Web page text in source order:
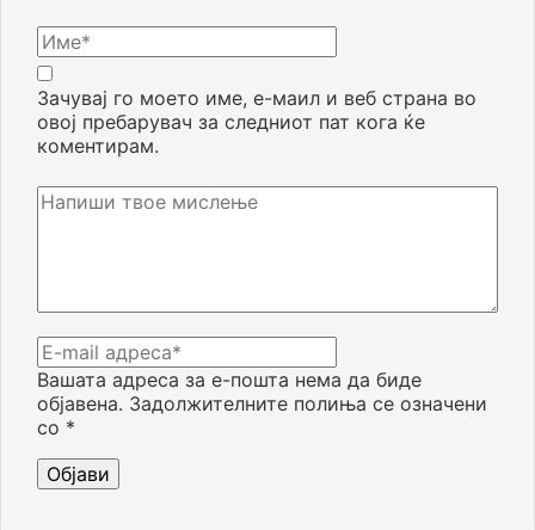
Вашата адреса за е-пошта нема да биде
објавена. Задолжителните полиња се означени
со *
Зачувај го моето име, е-маил и веб страна во
овој пребарувач за следниот пат кога ќе
коментирам.